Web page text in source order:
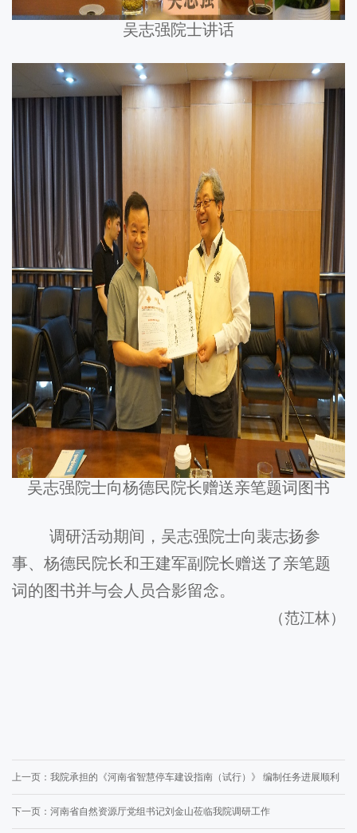
吴志强院士讲话
吴志强院士向杨德民院长赠送亲笔题词图书
调研活动期间，吴志强院士向裴志扬参
事、杨德民院长和王建军副院长赠送了亲笔题
词的图书并与会人员合影留念。
（范江林）
上一页： 我院承担的《河南省智慧停车建设指南（试行）》 编制任务进展顺利
下一页： 河南省自然资源厅党组书记刘金山莅临我院调研工作